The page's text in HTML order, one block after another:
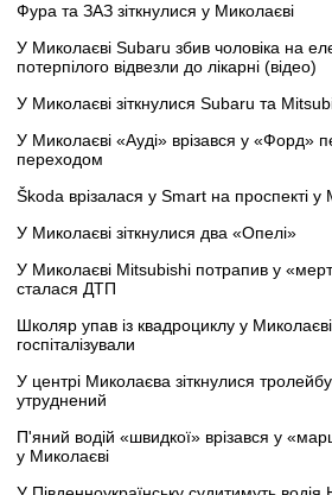
Фура та ЗАЗ зіткнулися у Миколаєві
У Миколаєві Subaru збив чоловіка на
потерпілого відвезли до лікарні (відео)
У Миколаєві зіткнулися Subaru та
У Миколаєві «Ауді» врізався у «Форд»
переходом
Škoda врізалася у Smart на проспекті у
У Миколаєві зіткнулися два «Опелі»
У Миколаєві Mitsubishi потрапив у
сталася ДТП
Школяр упав із квадроциклу у
госпіталізували
У центрі Миколаєва зіткнулися
утруднений
П'яний водій «швидкої» врізався у
у Миколаєві